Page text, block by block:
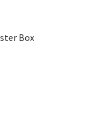
Box